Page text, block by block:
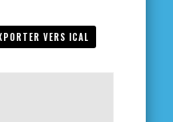
VERS ICAL